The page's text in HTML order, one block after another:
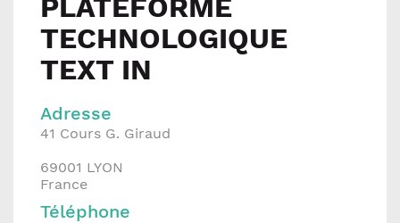
PLATEFORME
TECHNOLOGIQUE
TEXT IN
Adresse
41 Cours G. Giraud
69001 LYON
France
Téléphone